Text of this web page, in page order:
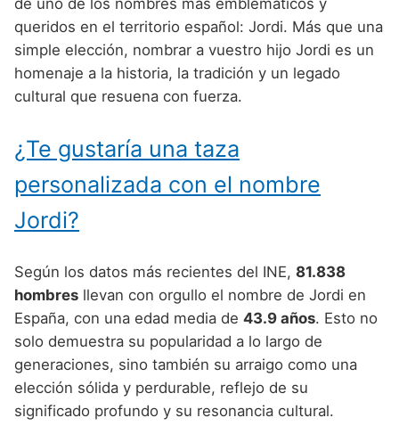
Nombres de niño que empiezan por E
Nombres de niño que empiezan por F
Nombres de niño que empiezan por G
Nombres de niño que empiezan por I
Nombres de niño que empiezan por J
Nombres de niño que empiezan por L
Nombres de niño que empiezan por M
Nombres de niño que empiezan por N
Nombres de niño que empiezan por O
Nombres de niño que empiezan por P
Nombres de Niño Baleares
Nombres de Niño Canarios
Nombres de Niño Cantabros
Nombres de Niño Extremeños
Nombres de Niño Madrileños
Nombres de Niño Murcianos
Nombres de Niño Navarros
Nombres de Niño Riojanos
Nombres de Niño Valencianos
Nombres de Niño Egipcios
Nombres de Niño Griegos
Nombres de Niño Mitologicos
Nombres de Niño Americanos
Nombres de Niño Arabes
Nombres de Niño Chinos
Nombres de Niño Franceses
Nombres de Niño Hispanoamericanos
Nombres de Niño Japoneses
Nombres de Niño Judíos
Nombres de Niño Marroquíes
Nombres de Niño Portugueses
Nombres de Niño Rumanos
de uno de los nombres más emblemáticos y
queridos en el territorio español: Jordi. Más que una
simple elección, nombrar a vuestro hijo Jordi es un
homenaje a la historia, la tradición y un legado
cultural que resuena con fuerza.
¿Te gustaría una taza
personalizada con el nombre
Jordi?
Según los datos más recientes del INE, 81.838
hombres llevan con orgullo el nombre de Jordi en
España, con una edad media de 43.9 años. Esto no
solo demuestra su popularidad a lo largo de
generaciones, sino también su arraigo como una
elección sólida y perdurable, reflejo de su
significado profundo y su resonancia cultural.